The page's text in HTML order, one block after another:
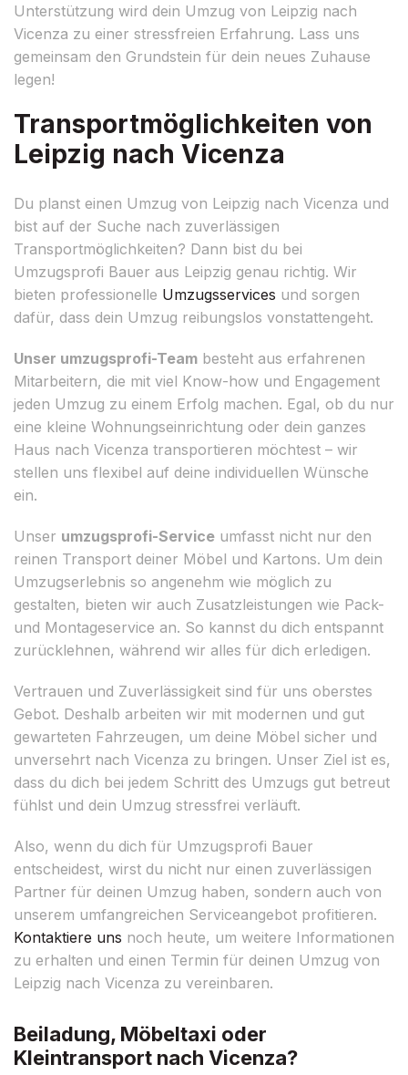
Unterstützung wird dein Umzug von Leipzig nach
Vicenza zu einer stressfreien Erfahrung. Lass uns
gemeinsam den Grundstein für dein neues Zuhause
legen!
Transportmöglichkeiten von
Leipzig nach Vicenza
Du planst einen Umzug von Leipzig nach Vicenza und
bist auf der Suche nach zuverlässigen
Transportmöglichkeiten? Dann bist du bei
Umzugsprofi Bauer aus Leipzig genau richtig. Wir
bieten professionelle Umzugsservices und sorgen
dafür, dass dein Umzug reibungslos vonstattengeht.
Unser umzugsprofi-Team besteht aus erfahrenen
Mitarbeitern, die mit viel Know-how und Engagement
jeden Umzug zu einem Erfolg machen. Egal, ob du nur
eine kleine Wohnungseinrichtung oder dein ganzes
Haus nach Vicenza transportieren möchtest – wir
stellen uns flexibel auf deine individuellen Wünsche
ein.
Unser umzugsprofi-Service umfasst nicht nur den
reinen Transport deiner Möbel und Kartons. Um dein
Umzugserlebnis so angenehm wie möglich zu
gestalten, bieten wir auch Zusatzleistungen wie Pack-
und Montageservice an. So kannst du dich entspannt
zurücklehnen, während wir alles für dich erledigen.
Vertrauen und Zuverlässigkeit sind für uns oberstes
Gebot. Deshalb arbeiten wir mit modernen und gut
gewarteten Fahrzeugen, um deine Möbel sicher und
unversehrt nach Vicenza zu bringen. Unser Ziel ist es,
dass du dich bei jedem Schritt des Umzugs gut betreut
fühlst und dein Umzug stressfrei verläuft.
Also, wenn du dich für Umzugsprofi Bauer
entscheidest, wirst du nicht nur einen zuverlässigen
Partner für deinen Umzug haben, sondern auch von
unserem umfangreichen Serviceangebot profitieren.
Kontaktiere uns noch heute, um weitere Informationen
zu erhalten und einen Termin für deinen Umzug von
Leipzig nach Vicenza zu vereinbaren.
Beiladung, Möbeltaxi oder
Kleintransport nach Vicenza?